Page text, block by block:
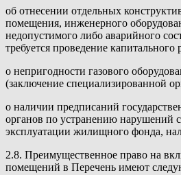
об отнесении отдельных
помещения, инженерного
недопустимого либо аварийного
требуется проведение капитального
о непригодности газового
(заключение специализированной
о наличии предписаний
органов по устранению нарушений
эксплуатации жилищного фонда,
2.8. Преимущественное право на
помещений в Перечень имеют